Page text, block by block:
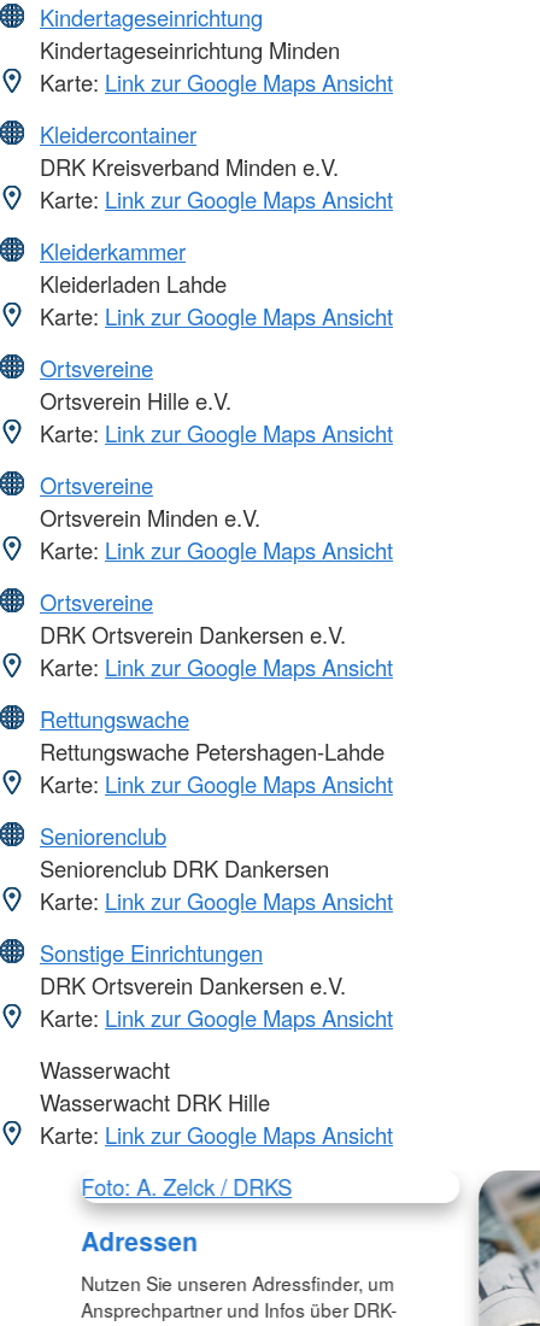
Kindertageseinrichtung
Kindertageseinrichtung Minden
Karte: Link zur Google Maps Ansicht
Kleidercontainer
DRK Kreisverband Minden e.V.
Karte: Link zur Google Maps Ansicht
Kleiderkammer
Kleiderladen Lahde
Karte: Link zur Google Maps Ansicht
Ortsvereine
Ortsverein Hille e.V.
Karte: Link zur Google Maps Ansicht
Ortsvereine
Ortsverein Minden e.V.
Karte: Link zur Google Maps Ansicht
Ortsvereine
DRK Ortsverein Dankersen e.V.
Karte: Link zur Google Maps Ansicht
Rettungswache
Rettungswache Petershagen-Lahde
Karte: Link zur Google Maps Ansicht
Seniorenclub
Seniorenclub DRK Dankersen
Karte: Link zur Google Maps Ansicht
Sonstige Einrichtungen
DRK Ortsverein Dankersen e.V.
Karte: Link zur Google Maps Ansicht
Wasserwacht
Wasserwacht DRK Hille
Karte: Link zur Google Maps Ansicht
Foto: A. Zelck / DRKS
Adressen
Nutzen Sie unseren Adressfinder, um
Ansprechpartner und Infos über DRK-